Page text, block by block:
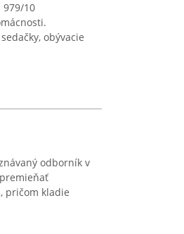
979/10
obývacie
odborník v
pričom kladie